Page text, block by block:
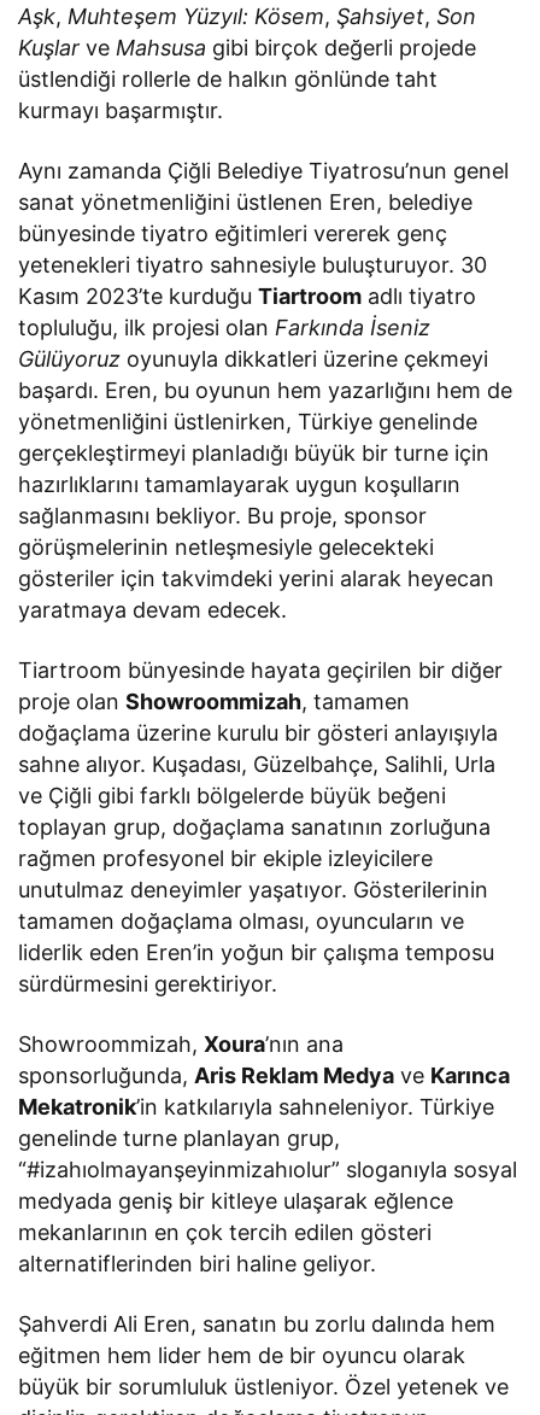
Aşk, Muhteşem Yüzyıl: Kösem,Şahsiyet,Son
Kuşlar ve Mahsusa gibi birçok değerli projede
üstlendiği rollerle de halkın gönlünde taht
kurmayı başarmıştır.
Aynı zamanda Çiğli Belediye Tiyatrosu’nun genel
sanat yönetmenliğini üstlenen Eren, belediye
bünyesinde tiyatro eğitimleri vererek genç
yetenekleri tiyatro sahnesiyle buluşturuyor. 30
Kasım 2023’te kurduğuTiartroom adlı tiyatro
topluluğu, ilk projesi olan Farkında İseniz
Gülüyoruz oyunuyla dikkatleri üzerine çekmeyi
başardı. Eren, bu oyunun hem yazarlığını hem de
yönetmenliğini üstlenirken, Türkiye genelinde
gerçekleştirmeyi planladığı büyük bir turne için
hazırlıklarını tamamlayarak uygun koşulların
sağlanmasını bekliyor. Bu proje, sponsor
görüşmelerinin netleşmesiyle gelecekteki
gösteriler için takvimdeki yerini alarak heyecan
yaratmaya devam edecek.
Tiartroom bünyesinde hayata geçirilen bir diğer
proje olanShowroommizah, tamamen
doğaçlama üzerine kurulu bir gösteri anlayışıyla
sahne alıyor. Kuşadası, Güzelbahçe, Salihli, Urla
ve Çiğli gibi farklı bölgelerde büyük beğeni
toplayan grup, doğaçlama sanatının zorluğuna
rağmen profesyonel bir ekiple izleyicilere
unutulmaz deneyimler yaşatıyor. Gösterilerinin
tamamen doğaçlama olması, oyuncuların ve
liderlik eden Eren’in yoğun bir çalışma temposu
sürdürmesini gerektiriyor.
Showroommizah, Xoura’nın ana
sponsorluğunda, Aris Reklam Medya ve Karınca
Mekatronik’in katkılarıyla sahneleniyor. Türkiye
genelinde turne planlayan grup,
“#izahıolmayanşeyinmizahıolur” sloganıyla sosyal
medyada geniş bir kitleye ulaşarak eğlence
mekanlarının en çok tercih edilen gösteri
alternatiflerinden biri haline geliyor.
Şahverdi Ali Eren, sanatın bu zorlu dalında hem
eğitmen hem lider hem de bir oyuncu olarak
büyük bir sorumluluk üstleniyor. Özel yetenek ve